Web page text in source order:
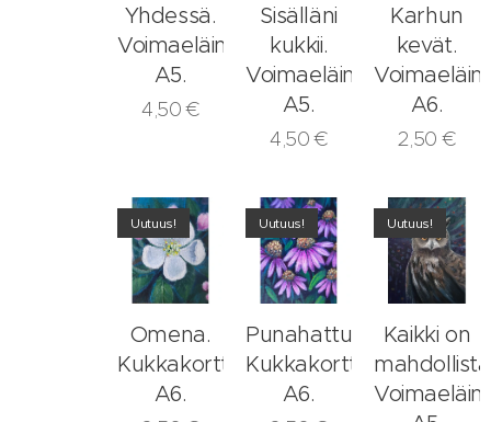
Yhdessä.
Voimaeläinkortti
A5.
4,50€
Sisälläni
kukkii.
Voimaeläinkortti
A5.
4,50€
Karhun
kevät.
A6.
2,50 €
Omena.
Kukkakortti
A6.
Uutuus!
Punahattu.
Kukkakortti
A6.
Uutuus!
Kaikki on
Uutuus!